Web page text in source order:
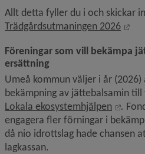
Trädgårdsutmaningen 2026
Föreningar som vill bekämpa
ersättning
Umeå kommun väljer i år
Lokala ekosystemhjälpen
Länk
.
engagera fler förningar i
då nio idrottslag hade chansen
lagkassan.